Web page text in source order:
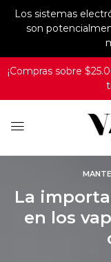
Los sistemas
son
¡Compras sobre
La
en los